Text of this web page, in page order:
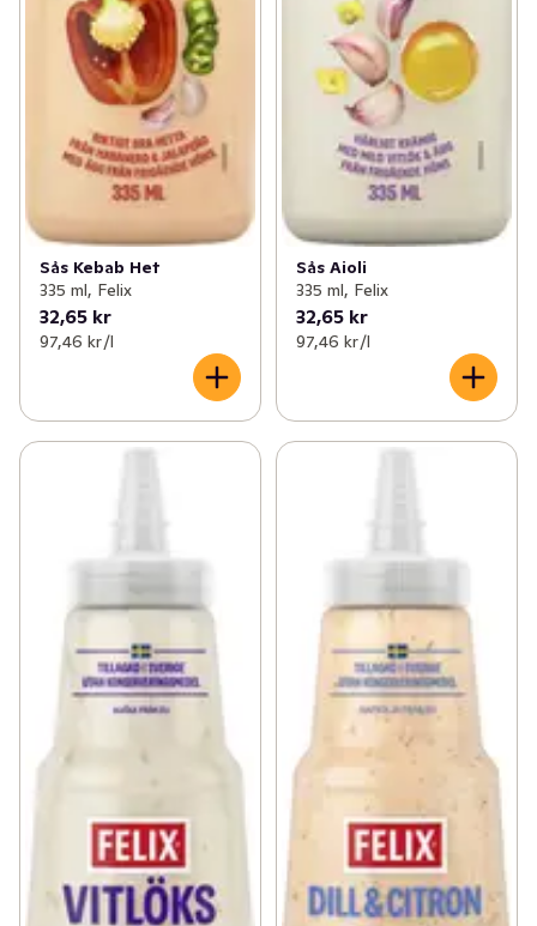
Sås Kebab Het
335 ml, Felix
32,65 kr
97,46 kr /l
Sås Aioli
335 ml, Felix
32,65 kr
97,46 kr /l